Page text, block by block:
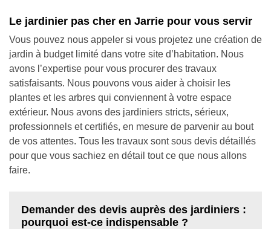
Le jardinier pas cher en Jarrie pour vous servir
Vous pouvez nous appeler si vous projetez une création de
jardin à budget limité dans votre site d’habitation. Nous
avons l’expertise pour vous procurer des travaux
satisfaisants. Nous pouvons vous aider à choisir les
plantes et les arbres qui conviennent à votre espace
extérieur. Nous avons des jardiniers stricts, sérieux,
professionnels et certifiés, en mesure de parvenir au bout
de vos attentes. Tous les travaux sont sous devis détaillés
pour que vous sachiez en détail tout ce que nous allons
faire.
Demander des devis auprès des jardiniers :
pourquoi est-ce indispensable ?